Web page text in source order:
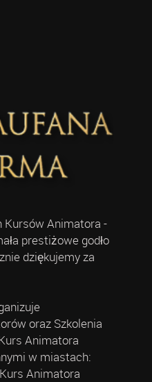
Kursów Animatora -
prestiżowe godło
dziękujemy za
oraz Szkolenia
Animatora
w miastach:
Animatora